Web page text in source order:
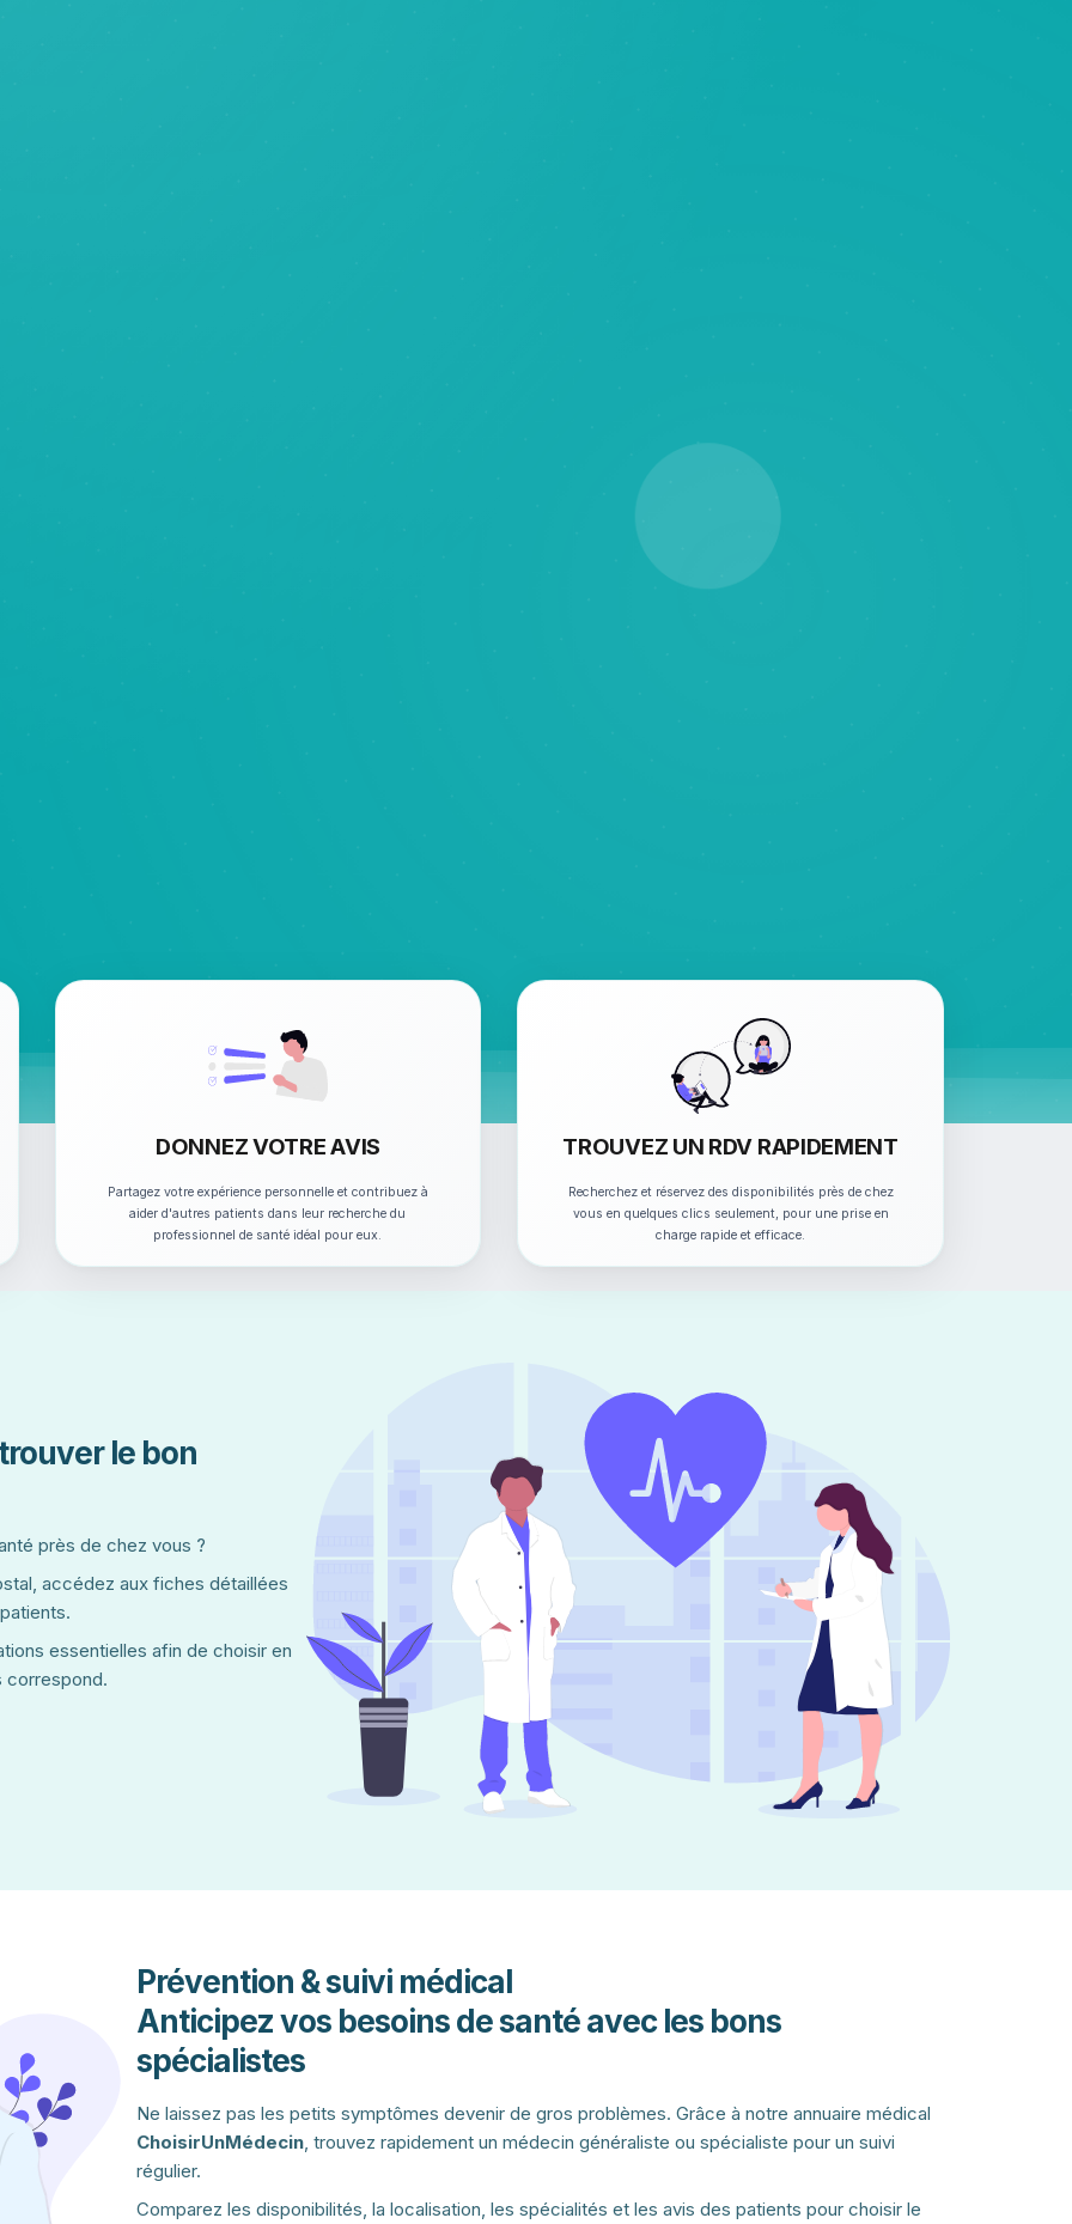
DONNEZ VOTRE AVIS
Partagez votre expérience personnelle et contribuez à
aider d'autres patients dans leur recherche du
professionnel de santé idéal pour eux.
TROUVEZ UN RDV RAPIDEMENT
Recherchez et réservez des disponibilités près de chez
vous en quelques clics seulement, pour une prise en
charge rapide et efficace.
le bon
près de chez vous ?
accédez aux fiches détaillées
essentielles afin de choisir en
correspond.
Prévention & suivi médical
Anticipez vos besoins de santé avec les bons
spécialistes
Ne laissez pas les petits symptômes devenir de gros problèmes. Grâce à notre annuaire médical
ChoisirUnMédecin, trouvez rapidement un médecin généraliste ou spécialiste pour un suivi
régulier.
Comparez les disponibilités, la localisation, les spécialités et les avis des patients pour choisir le